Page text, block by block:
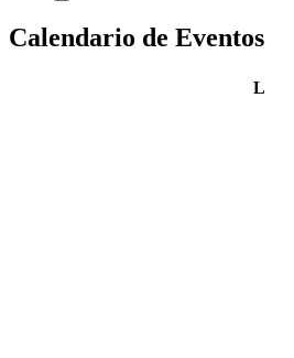
Calendario de Eventos
Llunes